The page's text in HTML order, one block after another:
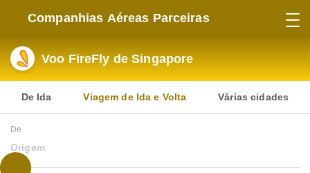
Companhias Aéreas Parceiras
Voo FireFly de Singapore
De Ida Viagem de Ida e Volta Várias cidades
De
Origem